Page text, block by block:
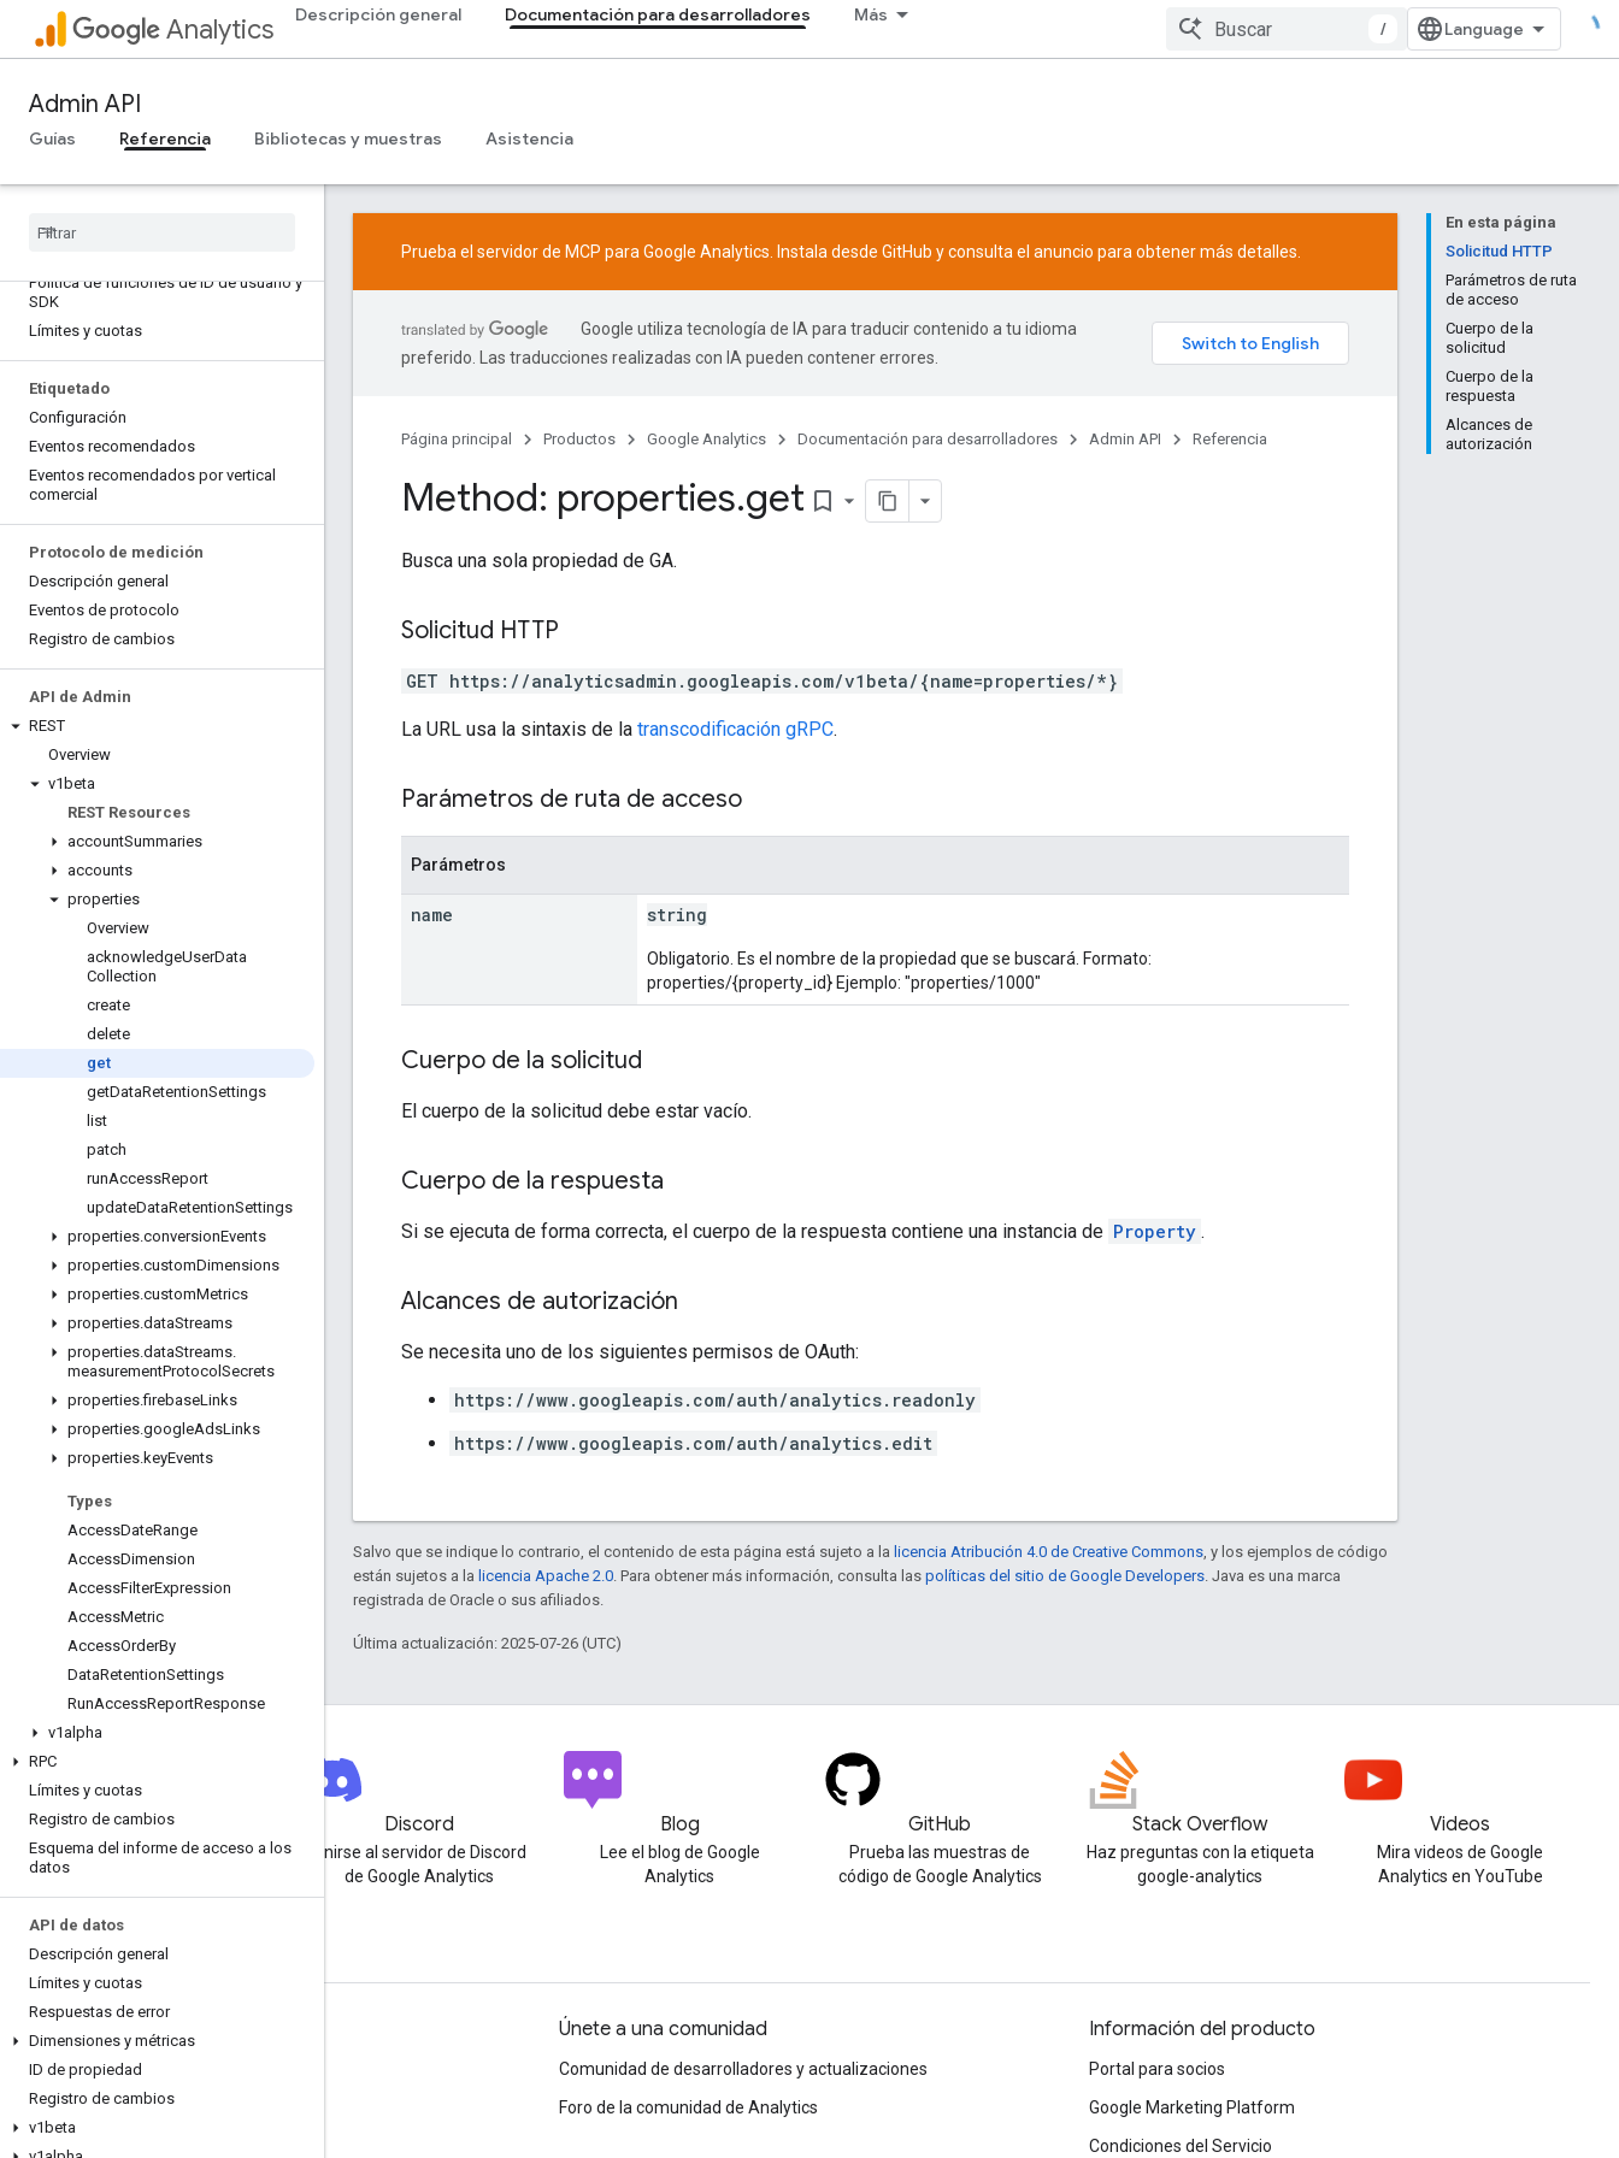
Analytics Descripción general Documentación para desarrolladores Más
/
Admin API
Guías Referencia Bibliotecas y muestras Asistencia
Política de funciones de ID de usuario y
SDK
Límites y cuotas
Etiquetado
Configuración
Eventos recomendados
Eventos recomendados por vertical
comercial
Protocolo de medición
Descripción general
Eventos de protocolo
Registro de cambios
API de Admin
REST
Overview
v1beta
REST Resources
accountSummaries
accounts
properties
Overview
acknowledgeUserData
Collection
create
delete
get
getDataRetentionSettings
list
patch
runAccessReport
updateDataRetentionSettings
properties.conversionEvents
properties.customDimensions
properties.customMetrics
properties.dataStreams
properties.dataStreams.
measurementProtocol Secrets
properties.firebaseLinks
properties.googleAdsLinks
properties.keyEvents
Types
AccessDateRange
AccessDimension
AccessFilterExpression
AccessMetric
AccessOrderBy
DataRetentionSettings
RunAccessReportResponse
v1alpha
RPC
Límites y cuotas
Registro de cambios
Esquema del informe de acceso a los
datos
API de datos
Descripción general
Límites y cuotas
Respuestas de error
Dimensiones y métricas
ID de propiedad
Registro de cambios
v1beta
En esta página
Solicitud HTTP
Parámetros de ruta
de acceso
Cuerpo de la
solicitud
Cuerpo de la
respuesta
Alcances de
autorización
Prueba el servidor de MCP para Google Analytics. Instala desde GitHub y consulta el anuncio para obtener más detalles.
Google utiliza tecnología de IA para traducir contenido a tu idioma
preferido. Las traducciones realizadas con IA pueden contener errores.
Página principal Productos Google Analytics Documentación para desarrolladores Admin API Referencia
Method: properties.get bookmark_border
Busca una sola propiedad de GA.
Solicitud HTTP
GET https://analyticsadmin.googleapis.com/v1beta/{name=properties/*}
La URL usa la sintaxis de la transcodificación gRPC.
Parámetros de ruta de acceso
Parámetros
name string
Obligatorio. Es el nombre de la propiedad que se buscará. Formato:
properties/{property_id} Ejemplo: "properties/1000"
Cuerpo de la solicitud
El cuerpo de la solicitud debe estar vacío.
Cuerpo de la respuesta
Si se ejecuta de forma correcta, el cuerpo de la respuesta contiene una instancia de Property .
Alcances de autorización
Se necesita uno de los siguientes permisos de OAuth:
https://www.googleapis.com/auth/analytics.readonly
https://www.googleapis.com/auth/analytics.edit
Salvo que se indique lo contrario, el contenido de esta página está sujeto a la licencia Atribución 4.0 de Creative Commons , y los ejemplos de código
están sujetos a la licencia Apache 2.0 . Para obtener más información, consulta las políticas del sitio de Google Developers . Java es una marca
registrada de Oracle o sus afiliados.
Última actualización: 2025-07-26 (UTC)
Boletín informativo
Regístrate para recibir el
boletín informativo para
desarrolladores de Google
Discord
Unirse al servidor de Discord
de Google Analytics
Blog
Lee el blog de Google
Analytics
GitHub
Prueba las muestras de
código de Google Analytics
Stack Overflow
Haz preguntas con la etiqueta
google-analytics
Videos
Mira videos de Google
Analytics en YouTube
Recursos
Centro de ayuda
Sitio para desarrolladores
Notas de la versión
Únete a una comunidad
Comunidad de desarrolladores y actualizaciones
Foro de la comunidad de Analytics
Información del producto
Portal para socios
Google Marketing Platform
Condiciones del Servicio